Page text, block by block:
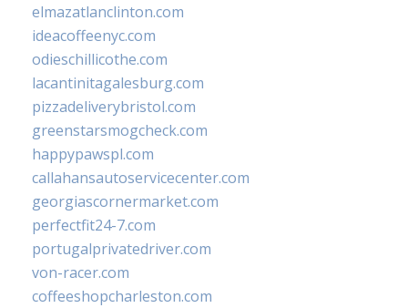
elmazatlanclinton.com
ideacoffeenyc.com
odieschillicothe.com
lacantinitagalesburg.com
pizzadeliverybristol.com
greenstarsmogcheck.com
happypawspl.com
callahansautoservicecenter.com
georgiascornermarket.com
perfectfit24-7.com
portugalprivatedriver.com
von-racer.com
coffeeshopcharleston.com